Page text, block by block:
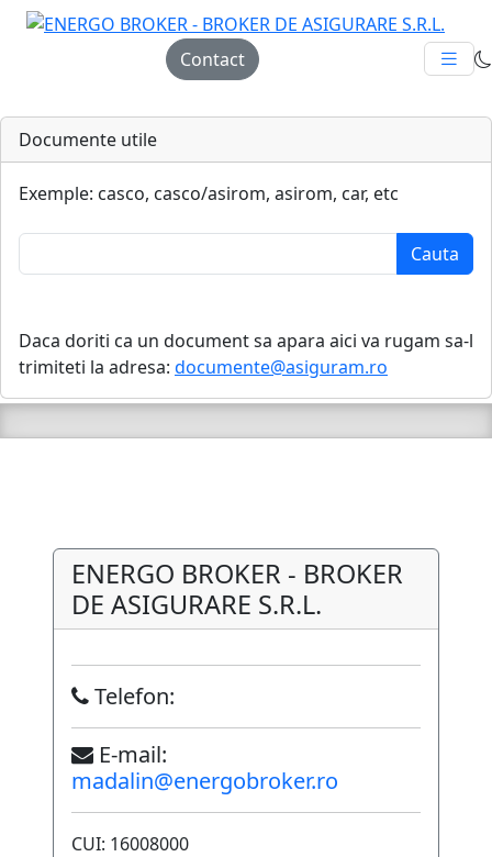
Contact
Documente utile
Exemple: casco, casco/asirom, asirom, car, etc
Daca doriti ca un document sa apara aici va rugam sa-l
trimiteti la adresa: documente@asiguram.ro
ENERGO BROKER - BROKER
DE ASIGURARE S.R.L.
Telefon:
E-mail:
madalin@energobroker.ro
CUI: 16008000